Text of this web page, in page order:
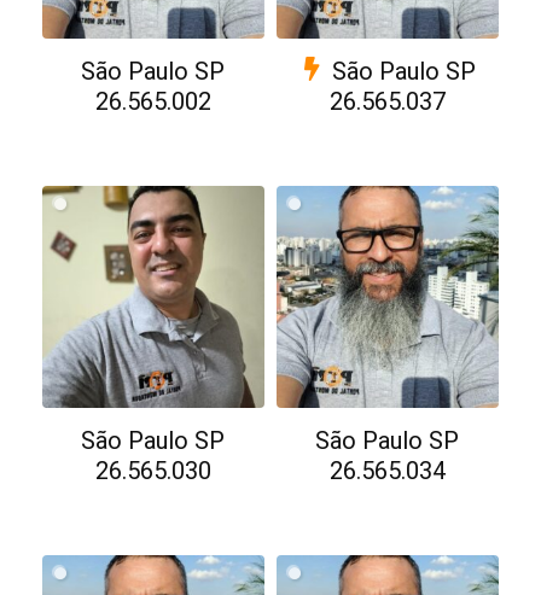
São Paulo SP
26.565.002
São Paulo SP
26.565.037
São Paulo SP
26.565.030
São Paulo SP
26.565.034